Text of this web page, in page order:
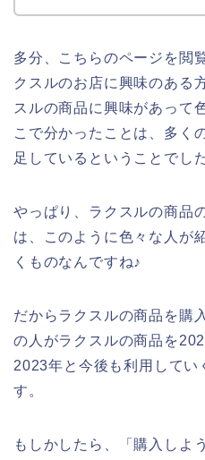
多分、こちらのページを閲
クスルのお店に興味のある
スルの商品に興味があって
こで分かったことは、多く
足しているということでし
やっぱり、ラクスルの商品
は、このように色々な人が
くものなんですね♪
だからラクスルの商品を購
の人がラクスルの商品を
2023年と今後も利用してい
す。
もしかしたら、「購入しよ